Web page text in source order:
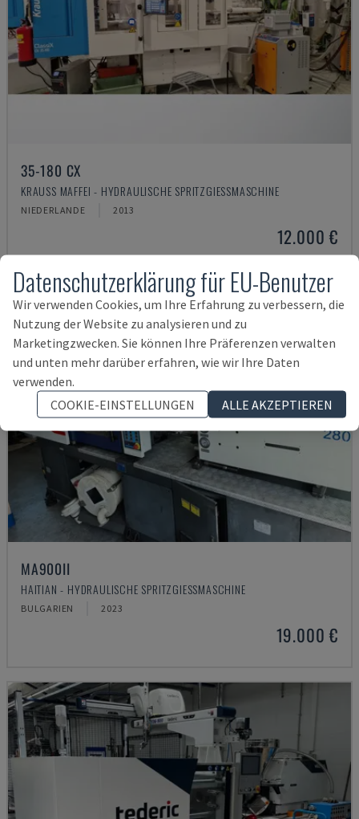
35-180 CX
KRAUSS MAFFEI - HYDRAULISCHE SPRITZGIESSMASCHINE
NIEDERLANDE 2013
12.000 €
MA900ІІ
HAITIAN - HYDRAULISCHE SPRITZGIESSMASCHINE
BULGARIEN 2023
19.000 €
Datenschutzerklärung für EU-Benutzer
Wir verwenden Cookies, um Ihre Erfahrung zu verbessern, die
Nutzung der Website zu analysieren und zu
Marketingzwecken. Sie können Ihre Präferenzen verwalten
und unten mehr darüber erfahren, wie wir Ihre Daten
verwenden.
COOKIE-EINSTELLUNGEN
ALLE AKZEPTIEREN